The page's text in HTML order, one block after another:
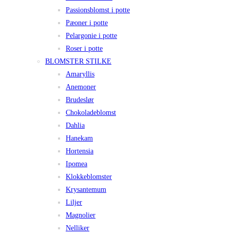
Passionsblomst i potte
Pæoner i potte
Pelargonie i potte
Roser i potte
BLOMSTER STILKE
Amaryllis
Anemoner
Brudeslør
Chokoladeblomst
Dahlia
Hanekam
Hortensia
Ipomea
Klokkeblomster
Krysantemum
Liljer
Magnolier
Nelliker